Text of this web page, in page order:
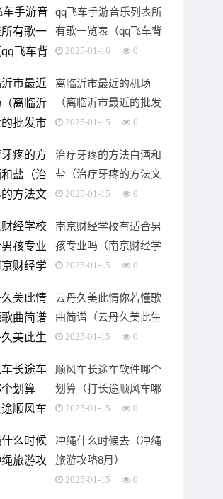
qq飞车手游音乐列表所
有歌一览表（qq飞车背
景音乐bgm）
2025-01-16 0
离临沂市最近的机场
（离临沂市最近的批发
市场是哪里）
2025-01-15 0
治疗牙疼的方法白酒和
盐（治疗牙疼的方法文
案）
2025-01-15 0
南京财经学校有适合男
孩专业吗（南京财经学
校有哪些专业）
2025-01-15 0
云丹久美此情你若懂歌
曲简谱（云丹久美此生
无悔dj完整版）
2025-01-15 0
顺风车长途车软件哪个
划算（打长途顺风车哪
个软件便宜又方便）
2025-01-15 0
冲绳什么时候去（冲绳
旅游攻略8月）
2025-01-15 0